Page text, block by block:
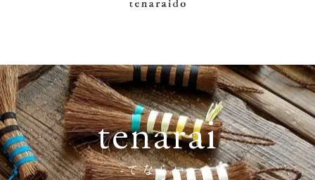
tenarai
-てならい-